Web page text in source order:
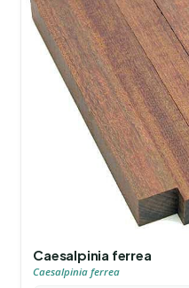
Caesalpinia ferrea
Caesalpinia ferrea